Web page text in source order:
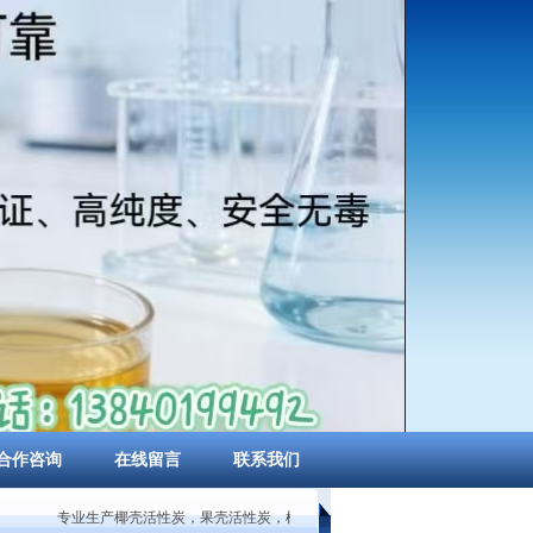
作咨询 在线留言 联系我们
专业生产椰壳活性炭，果壳活性炭，柱状活性炭，煤质粉状活性炭，蜂窝状活性